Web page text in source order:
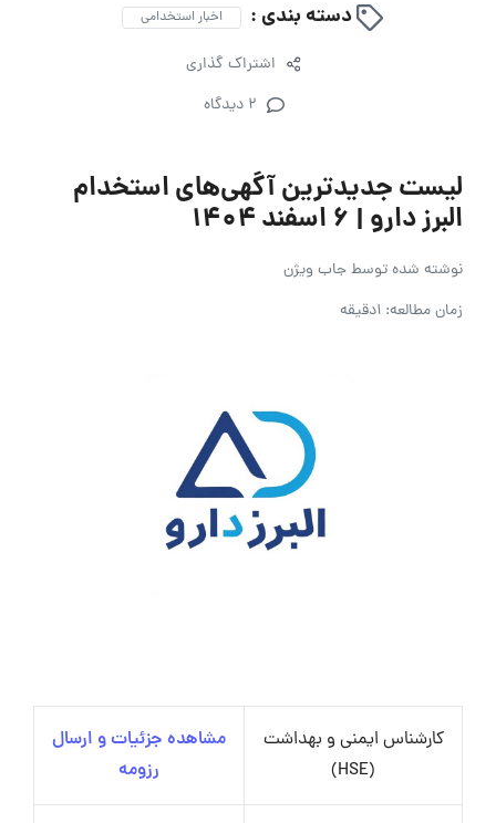
دسته بندی : اخبار استخدامی
اشتراک گذاری
2 دیدگاه
لیست جدیدترین آگهی‌های استخدام
البرز دارو | ۶ اسفند ۱۴۰۴
نوشته شده توسطجاب ویژن
زمان مطالعه: 1دقیقه
کارشناس ایمنی و بهداشت
(HSE)
مشاهده جزئیات و ارسال
رزومه